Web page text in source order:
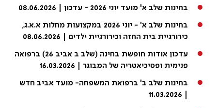
בחינות שלב א' מועד יוני 2026 - עדכון | 08.06.2026
בחינות שלב א' - יוני 2026 במקצועות מחלות א.א.ג,
כירורגיית בית החזה וכירורגיית ילדים | 08.06.2026
עדכון אודות חופשת בחינה (שלב ב אביב 26) ברפואה
פנימית ופסיכיאטריה של המבוגר | 16.03.2026
בחינות שלב ב' ברפואת המשפחה- מועד אביב חדש